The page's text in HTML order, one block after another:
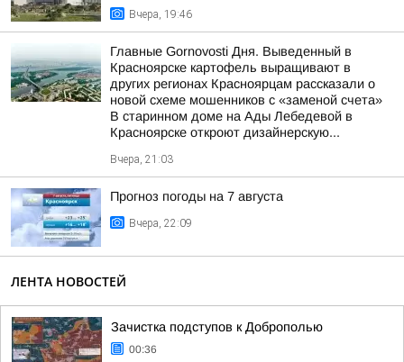
Вчера, 19:46
Главные Gornovosti Дня. Выведенный в
Красноярске картофель выращивают в
других регионах Красноярцам рассказали о
новой схеме мошенников с «заменой счета»
В старинном доме на Ады Лебедевой в
Красноярске откроют дизайнерскую...
Вчера, 21:03
Прогноз погоды на 7 августа
Вчера, 22:09
ЛЕНТА НОВОСТЕЙ
Зачистка подступов к Доброполью
00:36